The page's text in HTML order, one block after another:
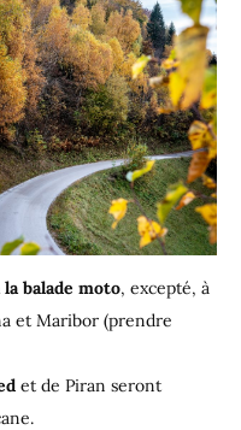
balade moto, excepté, à
et Maribor (prendre
et de Piran seront